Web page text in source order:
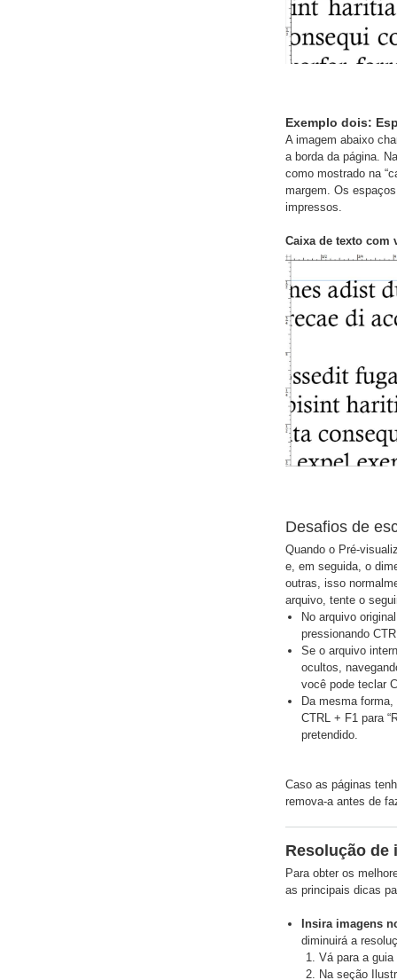
Exemplo dois:
A imagem abaixo
a borda da página.
como mostrado na
margem. Os
impressos.
Caixa de texto com
Desafios de
Quando o Pré-
e, em seguida, o
outras, isso
arquivo, tente o
No arquivo
pressionando
Se o arquivo
ocultos,
você pode teclar
Da mesma
CTRL + F1 para
pretendido.
Caso as páginas
remova-a antes de
Resolução de
Para obter os
as principais dicas
Insira imagens
diminuirá a
Vá para a guia
Na seção